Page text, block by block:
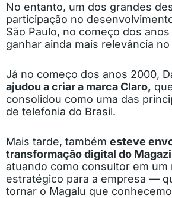
No entanto, um dos grandes
participação no
São Paulo, no começo dos
ganhar ainda mais relevância
Já no começo dos anos 2000,
ajudou a criar a marca Claro,
consolidou como uma das
de telefonia do Brasil.
Mais tarde, também esteve
transformação digital do
atuando como consultor em um
estratégico para a empresa —
tornar o Magalu que